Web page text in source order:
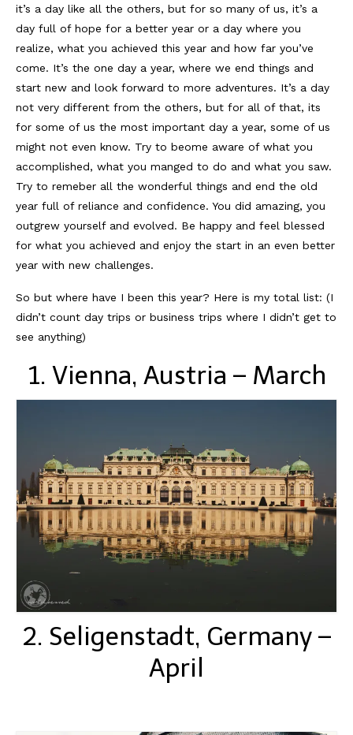
it’s a day like all the others, but for so many of us, it’s a
day full of hope for a better year or a day where you
realize, what you achieved this year and how far you’ve
come. It’s the one day a year, where we end things and
start new and look forward to more adventures. It’s a day
not very different from the others, but for all of that, its
for some of us the most important day a year, some of us
might not even know. Try to beome aware of what you
accomplished, what you manged to do and what you saw.
Try to remeber all the wonderful things and end the old
year full of reliance and confidence. You did amazing, you
outgrew yourself and evolved. Be happy and feel blessed
for what you achieved and enjoy the start in an even better
year with new challenges.
So but where have I been this year? Here is my total list: (I
didn’t count day trips or business trips where I didn’t get to
see anything)
1. Vienna, Austria – March
2. Seligenstadt, Germany –
April